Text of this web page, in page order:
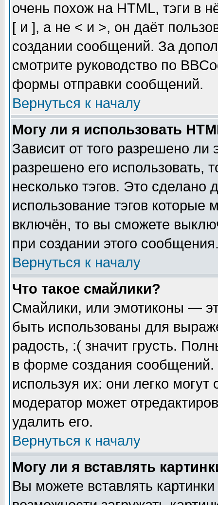
очень похож на HTML, тэги в
[ и ], а не < и >, он даёт
создании сообщений. За
смотрите руководство по
формы отправки сообщений.
Вернуться к началу
Могу ли я использовать
Зависит от того разрешено
разрешено его использовать,
несколько тэгов. Это сделано
использование тэгов
включён, то вы сможете
при создании этого
Вернуться к началу
Что такое смайлики?
Смайлики, или эмотиконы —
быть использованы для
радость, :( значит грусть.
в форме создания сообщений.
используя их: они легко
модератор может
удалить его.
Вернуться к началу
Могу ли я вставлять
Вы можете вставлять